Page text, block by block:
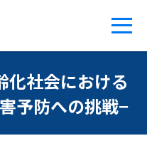
化社会における
予防への挑戦−